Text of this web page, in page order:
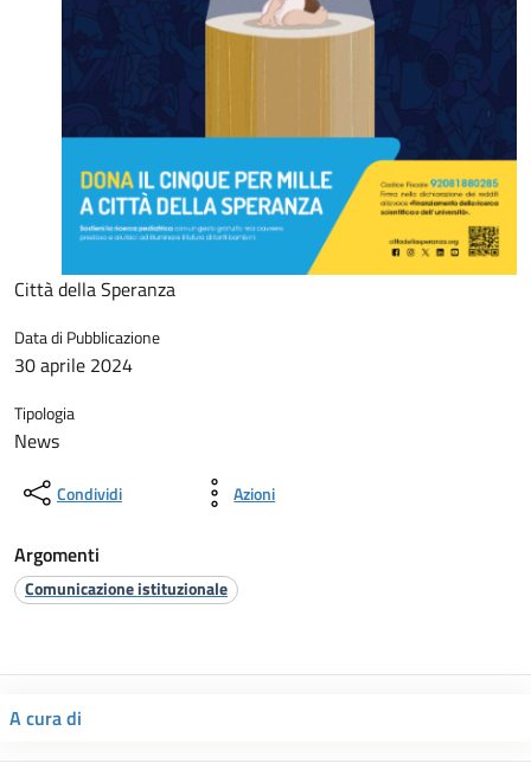
Città della Speranza
Data di Pubblicazione
30 aprile 2024
Tipologia
News
Condividi Azioni
Argomenti
Comunicazione istituzionale
A cura di